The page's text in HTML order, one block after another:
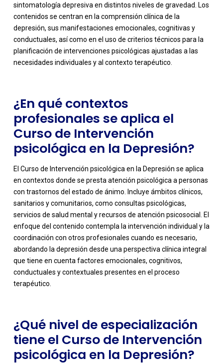
sintomatología depresiva en distintos niveles de gravedad. Los
contenidos se centran en la comprensión clínica de la
depresión, sus manifestaciones emocionales, cognitivas y
conductuales, así como en el uso de criterios técnicos para la
planificación de intervenciones psicológicas ajustadas a las
necesidades individuales y al contexto terapéutico.
-
¿En qué contextos
profesionales se aplica el
Curso de Intervención
psicológica en la Depresión?
El Curso de Intervención psicológica en la Depresión se aplica
en contextos donde se presta atención psicológica a personas
con trastornos del estado de ánimo. Incluye ámbitos clínicos,
sanitarios y comunitarios, como consultas psicológicas,
servicios de salud mental y recursos de atención psicosocial. El
enfoque del contenido contempla la intervención individual y la
coordinación con otros profesionales cuando es necesario,
abordando la depresión desde una perspectiva clínica integral
que tiene en cuenta factores emocionales, cognitivos,
conductuales y contextuales presentes en el proceso
terapéutico.
-
¿Qué nivel de especialización
tiene el Curso de Intervención
psicológica en la Depresión?